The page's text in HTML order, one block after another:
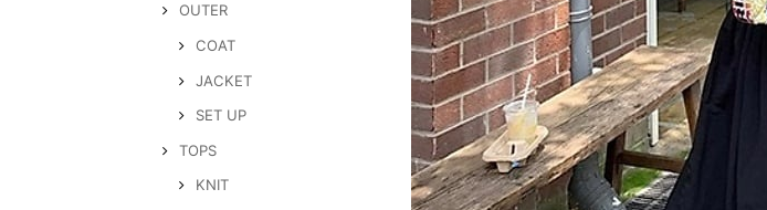
OUTER
COAT
JACKET
SET UP
TOPS
KNIT